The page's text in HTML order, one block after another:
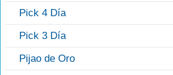
Pick 4 Día
Pick 3 Día
Pijao de Oro